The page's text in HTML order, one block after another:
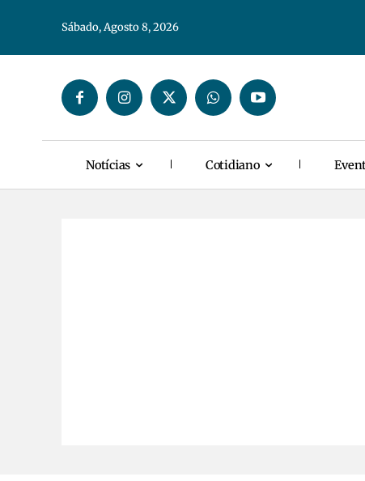
Sábado, Agosto 8, 2026
Notícias Cotidiano